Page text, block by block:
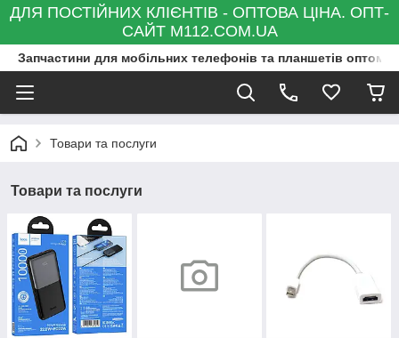
ДЛЯ ПОСТІЙНИХ КЛІЄНТІВ - ОПТОВА ЦІНА. ОПТ-
САЙТ M112.COM.UA
Запчастини для мобільних телефонів та планшетів оптом
Товари та послуги
Товари та послуги